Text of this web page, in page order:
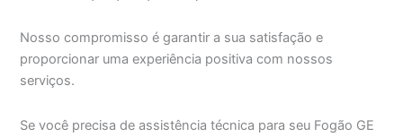
Nosso compromisso é garantir a sua satisfação e
proporcionar uma experiência positiva com nossos
serviços.
Se você precisa de assistência técnica para seu Fogão GE